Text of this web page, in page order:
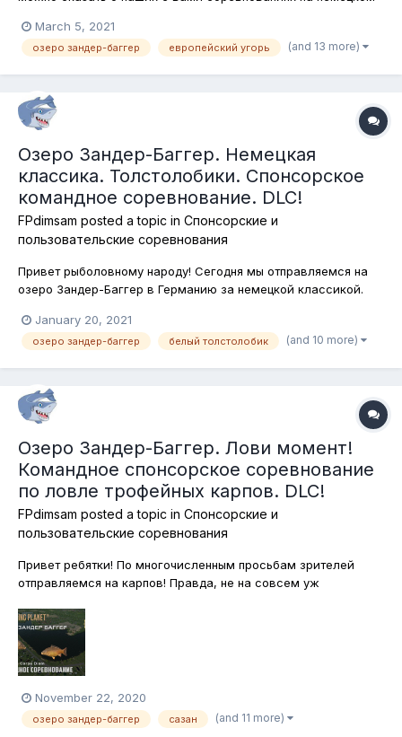
последняя рыба на этом водоёме, которой не касался
крючок въедливого рыболова, но и его мы как-то упустили
March 5, 2021
озеро зандер-баггер европейский угорь (and 13 more)
Озеро Зандер-Баггер. Немецкая
классика. Толстолобики. Спонсорское
командное соревнование. DLC!
FPdimsam posted a topic in Спонсорские и
пользовательские соревнования
Привет рыболовному народу! Сегодня мы отправляемся на
озеро Зандер-Баггер в Германию за немецкой классикой.
Дюрера и пересматривать кинематографические экзерсисы
в жанре эротического неонатурализма. Мы будем охотиться
January 20, 2021
озеро зандер-баггер белый толстолобик (and 10 more)
Озеро Зандер-Баггер. Лови момент!
Командное спонсорское соревнование
по ловле трофейных карпов. DLC!
FPdimsam posted a topic in Спонсорские и
пользовательские соревнования
Привет ребятки! По многочисленным просьбам зрителей
отправляемся на карпов! Правда, не на совсем уж
проверим клёв трофейного карпа в гостеприимных водах
немецкого озера Зандер-Баггер! Можно только подставки и
садки! Куканы, лодки и каяки использ...
November 22, 2020
озеро зандер-баггер сазан (and 11 more)